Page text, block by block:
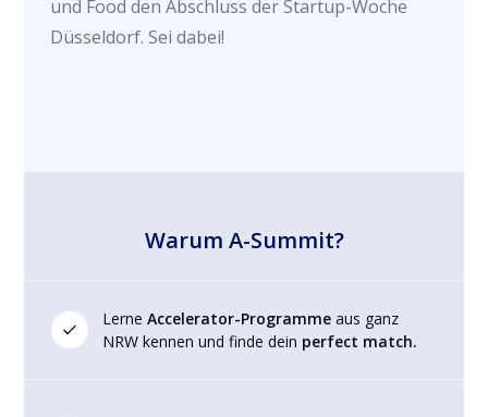
und Food den Abschluss der Startup-Woche
Düsseldorf. Sei dabei!
Warum A-Summit?
LerneAccelerator-Programme aus ganz
NRW kennen und finde dein perfect match.